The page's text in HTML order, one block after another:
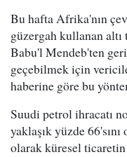
Bu hafta Afrika'nın
güzergah kullanan
Babu'l Mendeb'ten
geçebilmek için
haberine göre bu
Suudi petrol ihracatı
yaklaşık yüzde
olarak küresel